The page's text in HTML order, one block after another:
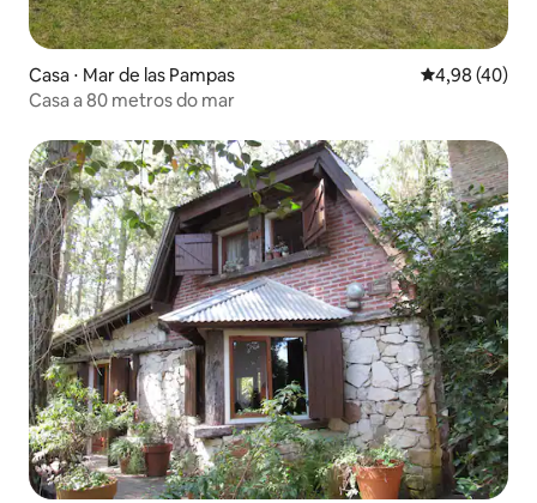
Casa ⋅ Mar de las Pampas 4,98 de uma
4,98 (40)
Casa a 80 metros do mar